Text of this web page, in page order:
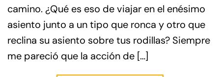
camino. ¿Qué es eso de viajar en el enésimo
asiento junto a un tipo que ronca y otro que
reclina su asiento sobre tus rodillas? Siempre
me pareció que la acción de […]